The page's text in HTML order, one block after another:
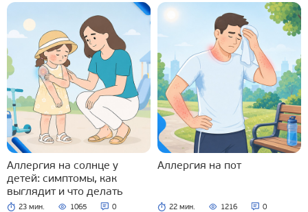
Аллергия на солнце у
детей: симптомы, как
выглядит и что делать
23 мин. 1065 0
Аллергия на пот
22 мин. 1216 0